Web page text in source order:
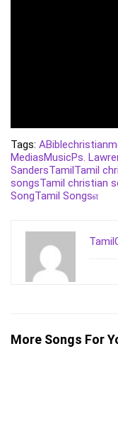
Tags: ABible
MediasMusicPs.
SandersTamilTamil
songsTamil christian
SongTamil Songsஎ
More Songs For